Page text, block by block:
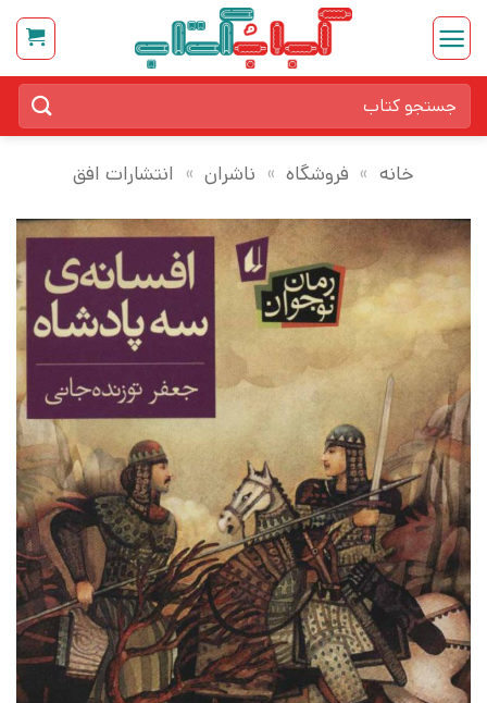
Skip
content
برای:
خانه » فروشگاه » ناشران » انتشارات افق